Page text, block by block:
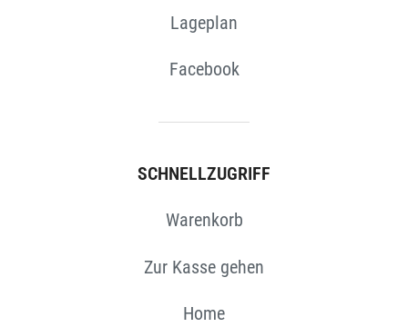
Lageplan
Facebook
SCHNELLZUGRIFF
Warenkorb
Zur Kasse gehen
Home